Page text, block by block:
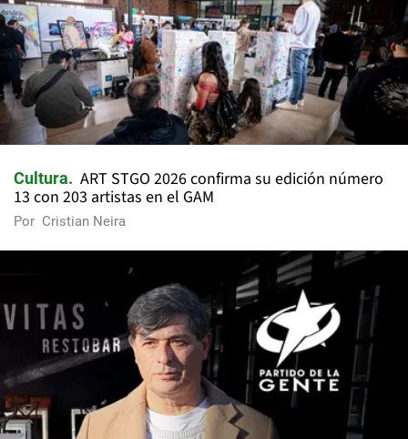
Cultura
ART STGO 2026 confirma su edición número
13 con 203 artistas en el GAM
Por Cristian Neira